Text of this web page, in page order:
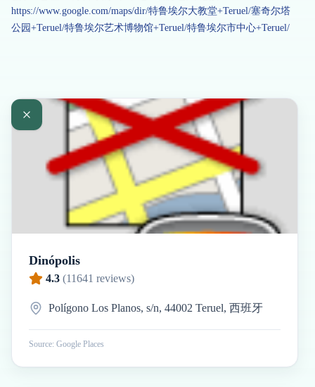
https://www.google.com/maps/dir/特鲁埃尔大教堂+Teruel/塞奇尔塔
公园+Teruel/特鲁埃尔艺术博物馆+Teruel/特鲁埃尔市中心+Teruel/
Dinópolis
4.3 (11641 reviews)
Polígono Los Planos, s/n, 44002 Teruel, 西班牙
Source: Google Places